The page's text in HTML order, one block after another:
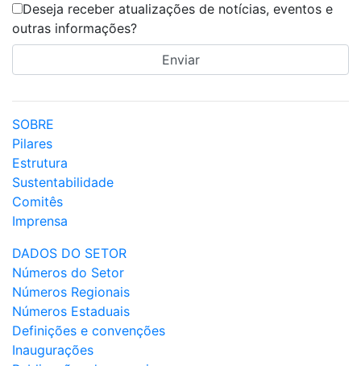
Deseja receber atualizações de notícias, eventos e
outras informações?
SOBRE
Pilares
Estrutura
Sustentabilidade
Comitês
Imprensa
DADOS DO SETOR
Números do Setor
Números Regionais
Números Estaduais
Definições e convenções
Inaugurações